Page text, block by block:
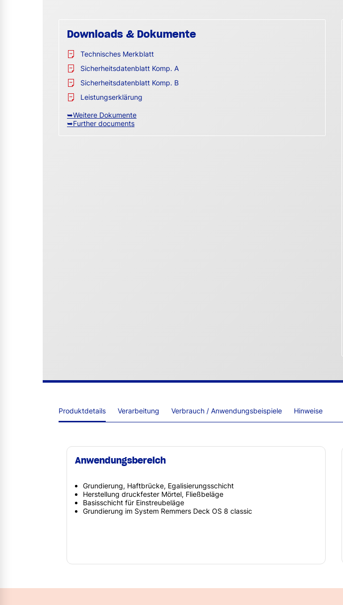
Downloads & Dokumente
Technisches Merkblatt
Sicherheitsdatenblatt Komp. A
Sicherheitsdatenblatt Komp. B
Leistungserklärung
➥Weitere Dokumente
➥Further documents
Produktdetails Verarbeitung Verbrauch / Anwendungsbeispiele Hinweise
Anwendungsbereich
Grundierung, Haftbrücke, Egalisierungsschicht
Herstellung druckfester Mörtel, Fließbeläge
Basisschicht für Einstreubeläge
Grundierung im System Remmers Deck OS 8 classic